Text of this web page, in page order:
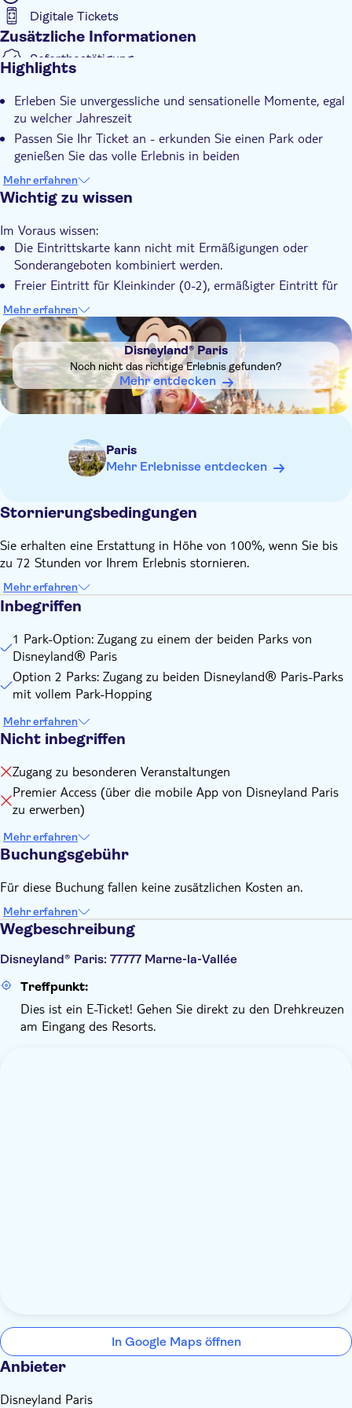
zwei magischen Welten zu genießen, mit Attraktionen,
Unterhaltung und der Freiheit, während eines unvergesslichen
Tages zwischen ihnen zu wechseln.
Digitale Tickets
Zusätzliche Informationen
Sofortbestätigung
Highlights
Erleben Sie unvergessliche und sensationelle Momente, egal
zu welcher Jahreszeit
Passen Sie Ihr Ticket an - erkunden Sie einen Park oder
genießen Sie das volle Erlebnis in beiden
Einfacher Zugang - nur 45 Minuten mit dem Zug vom Pariser
Stadtzentrum zum Parkeingang
Mehr erfahren
Wichtig zu wissen
Im Voraus wissen:
Die Eintrittskarte kann nicht mit Ermäßigungen oder
Sonderangeboten kombiniert werden.
Freier Eintritt für Kleinkinder (0-2), ermäßigter Eintritt für
Kinder (3-11), Sondertarife für Gäste mit Behinderungen
(erhältlich an der Kasse)
Mehr erfahren
DSA1Disneyland® Paris
Disneyland® Paris
Noch nicht das richtige Erlebnis gefunden?
Mehr entdecken
Paris
Mehr Erlebnisse entdecken
Stornierungsbedingungen
Sie erhalten eine Erstattung in Höhe von 100%, wenn Sie bis
zu 72 Stunden vor Ihrem Erlebnis stornieren.
Mehr erfahren
Inbegriffen
1 Park-Option: Zugang zu einem der beiden Parks von
Disneyland® Paris
Option 2 Parks: Zugang zu beiden Disneyland® Paris-Parks
mit vollem Park-Hopping
Mehr erfahren
Nicht inbegriffen
Zugang zu besonderen Veranstaltungen
Premier Access (über die mobile App von Disneyland Paris
zu erwerben)
Mehr erfahren
Buchungsgebühr
Für diese Buchung fallen keine zusätzlichen Kosten an.
Mehr erfahren
Wegbeschreibung
Disneyland® Paris: 77777 Marne-la-Vallée
Treffpunkt:
Dies ist ein E-Ticket! Gehen Sie direkt zu den Drehkreuzen
am Eingang des Resorts.
In Google Maps öffnen
Anbieter
Disneyland Paris